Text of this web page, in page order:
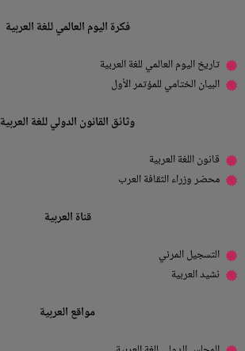
فكرة اليوم العالمي للغة العربية
تاريخ اليوم العالمي للغة العربية
البيان الختامي للمؤتمر الأول
وثائق القانون الدولي للغة العربية
قانون اللغة العربية
محضر وزراء الثقافة العرب
قناة العربية
التسجيل المرئي
نشيد العربية
مواقع العربية